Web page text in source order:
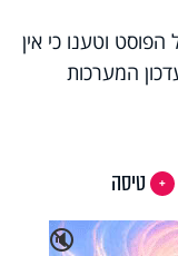
וטענו כי אין
המערכות
טיסה
🔇